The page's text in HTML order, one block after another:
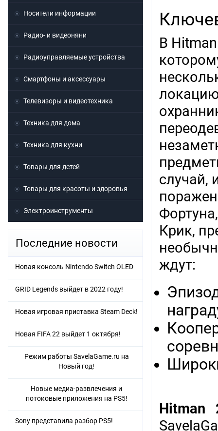
В
случай,
Крик,
ждут:
Hitman
Носители информации
Радио- и видеоняни
Радиоуправляемые устройства
Смартфоны и аксессуары
Телевизоры и видеотехника
Техника для дома
Техника для кухни
Товары для детей
Товары для красоты и здоровья
Электроинструменты
Последние новости
Новая консоль Nintendo Switch OLED
GRID Legends выйдет в 2022 году!
Новая игровая приставка Steam Deck!
Новая FIFA 22 выйдет 1 октября!
Режим работы SavelaGame.ru на
Новый год!
Новые медиа-развлечения и
потоковые приложения на PS5!
Sony представила разбор PS5!